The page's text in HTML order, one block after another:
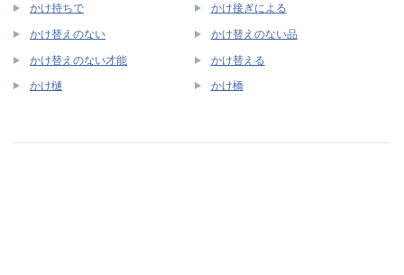
かけ持ちで かけ接ぎによる
かけ替えのない かけ替えのない品
かけ替えのない才能 かけ替える
かけ樋 かけ橋